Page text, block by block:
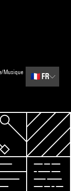
Musique
🇫🇷 FR